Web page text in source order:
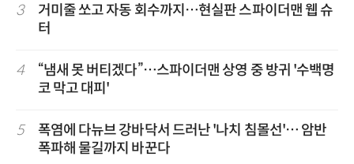
3
거미줄 쏘고 자동 회수까지…현실판 스파이더맨 웹 슈
터
4
“냄새 못 버티겠다”…스파이더맨 상영 중 방귀 '수백명
코 막고 대피'
5
폭염에 다뉴브 강바닥서 드러난 '나치 침몰선'… 암반
폭파해 물길까지 바꾼다